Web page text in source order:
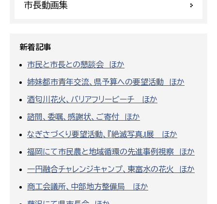
市長動画集
新着記事
市民と市長との懇談会 ほか
姉妹都市青年交流、県予算への要望活動 ほか
酒匂川花火、バリアフリービーチ ほか
諮問、委嘱、感謝状、ご寄付 ほか
なぎさづくり要望活動、『絶滅写真』展 ほか
福岡にて市民農と地域循環の先進事例視察 ほか
一円融合チャレンジキャンプ、東富水の花火 ほか
商工会議所、中部地方整備局 ほか